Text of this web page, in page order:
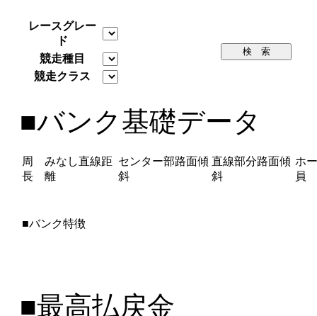
レースグレー
ド
検 索
競走種目
競走クラス
■バンク基礎データ
周
長
みなし直線距
離
センター部路面傾
斜
直線部分路面傾
斜
ホ
員
■バンク特徴
■最高払戻金